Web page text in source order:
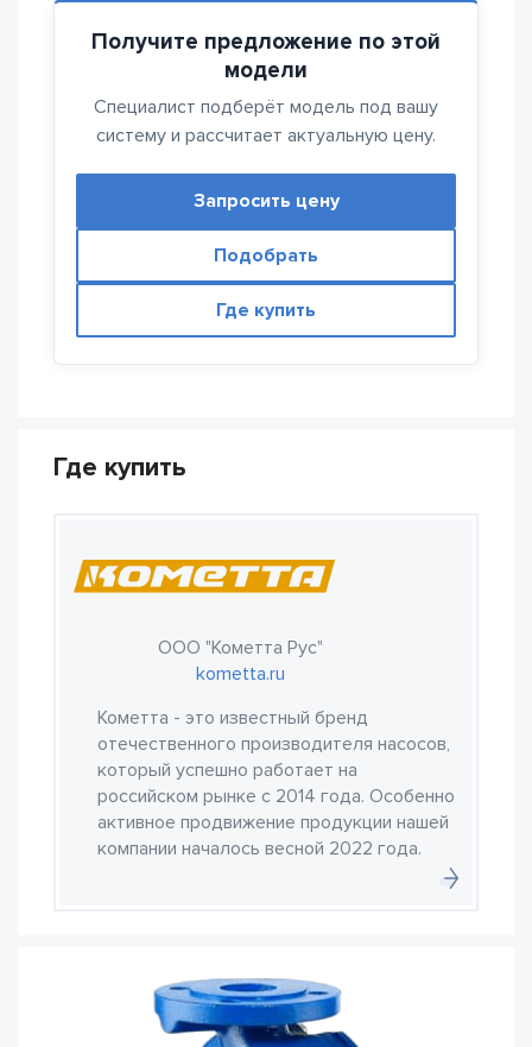
Получите предложение по этой
модели
Специалист подберёт модель под вашу
систему и рассчитает актуальную цену.
Запросить цену
Подобрать
Где купить
Где купить
ООО "Кометта Рус"
kometta.ru
Кометта - это известный бренд
отечественного производителя насосов,
который успешно работает на
российском рынке с 2014 года. Особенно
активное продвижение продукции нашей
компании началось весной 2022 года.